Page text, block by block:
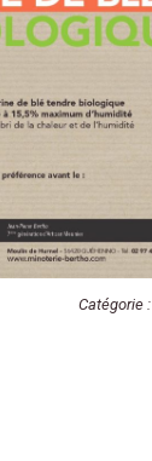
Catégorie :